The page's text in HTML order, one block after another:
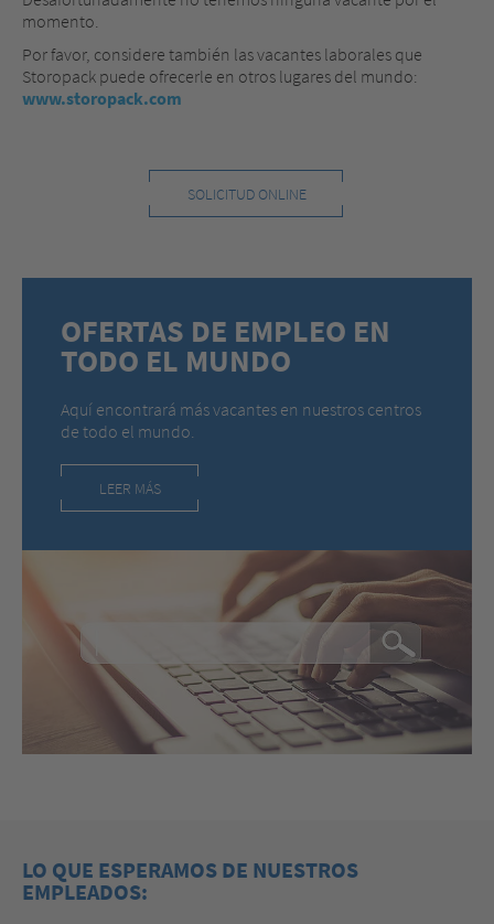
momento.
Por favor, considere también las vacantes laborales que
Storopack puede ofrecerle en otros lugares del mundo:
www.storopack.com
SOLICITUD ONLINE
OFERTAS DE EMPLEO EN
TODO EL MUNDO
Aquí encontrará más vacantes en nuestros centros
de todo el mundo.
LEER MÁS
LO QUE ESPERAMOS DE NUESTROS
EMPLEADOS: